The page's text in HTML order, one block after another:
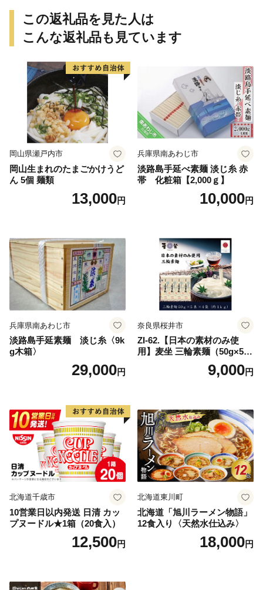
この返礼品を見た人は
こんな返礼品も見ています
岡山県瀬戸内市
岡山生まれのたまごかけうど
ん 5個 麺類
13,000円
兵庫県南あわじ市
淡路島手延べ素麺 淡じ糸 赤
帯 化粧箱【2,000ｇ】
10,000円
兵庫県南あわじ市
淡路島手延素麺 淡じ糸〈9k
g木箱〉
29,000円
奈良県桜井市
ZI-62.【日本の素材のみ使
用】麦坐 三輪素麺（50g×5束
9,000円
北海道千歳市
10営業日以内発送 日清 カッ
プヌードル★1箱（20食入）
12,500円
北海道東川町
北海道「旭川ラーメン物語」
12食入り〈天然水仕込み〉
18,000円